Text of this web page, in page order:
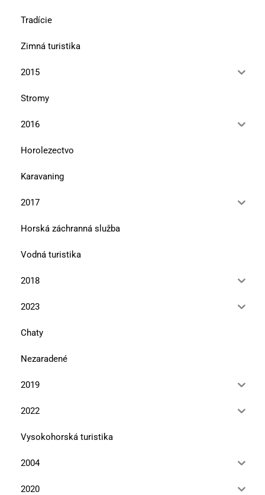
Tradície
Zimná turistika
2015
Stromy
2016
Horolezectvo
Karavaning
2017
Horská záchranná služba
Vodná turistika
2018
2023
Chaty
Nezaradené
2019
2022
Vysokohorská turistika
2004
2020